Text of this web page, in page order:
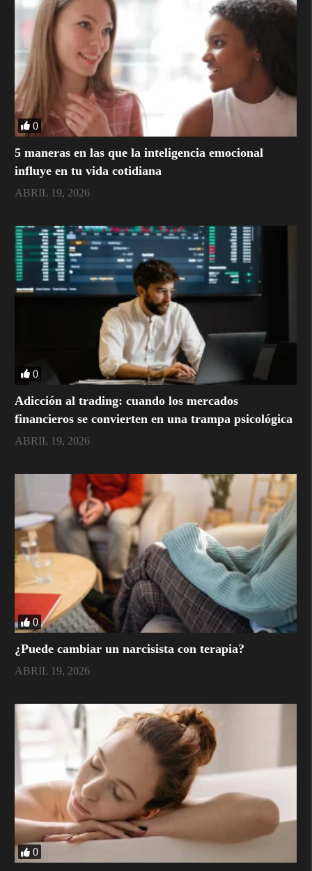
0
5 maneras en las que la inteligencia emocional
influye en tu vida cotidiana
ABRIL 19, 2026
0
Adicción al trading: cuando los mercados
financieros se convierten en una trampa psicológica
ABRIL 19, 2026
0
¿Puede cambiar un narcisista con terapia?
ABRIL 19, 2026
0